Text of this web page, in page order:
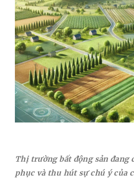
Thị trường bất động sản đang
phục và thu hút sự chú ý của